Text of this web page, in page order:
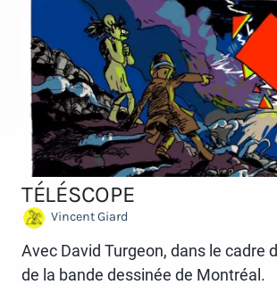
TÉLÉSCOPE
Vincent Giard
Avec David Turgeon, dans le cadre
de la bande dessinée de Montréal.